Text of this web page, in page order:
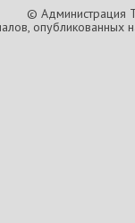
© Администрация
опубликованных